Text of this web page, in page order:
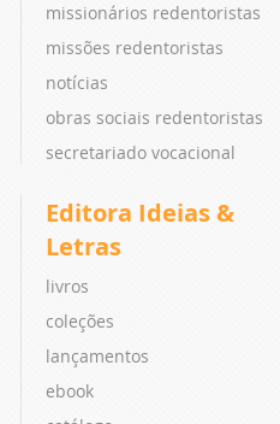
missionários redentoristas
missões redentoristas
notícias
obras sociais redentoristas
secretariado vocacional
Editora Ideias &
Letras
livros
coleções
lançamentos
ebook